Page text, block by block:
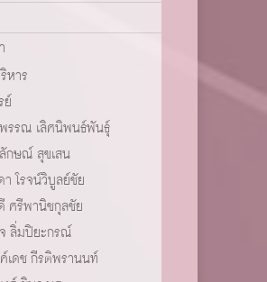
าร
รรณ เลิศนิพนธ์พันธุ์
กษณ์ สุขเสน
โรจน์วิบูลย์ชัย
ศรีพานิชกุลชัย
ลิ่มปิยะกรณ์
เดช กีรติพรานนท์